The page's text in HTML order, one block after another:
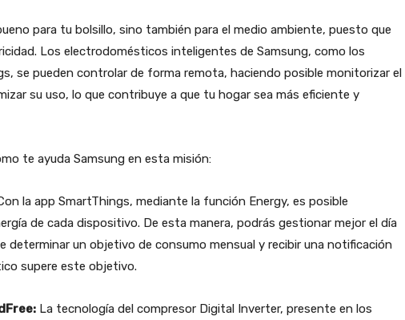
para tu bolsillo, sino también para el medio ambiente, puesto que
Los electrodomésticos inteligentes de Samsung, como los
se pueden controlar de forma remota, haciendo posible monitorizar el
su uso, lo que contribuye a que tu hogar sea más eficiente y
te ayuda Samsung en esta misión:
la app SmartThings, mediante la función Energy, es posible
de cada dispositivo. De esta manera, podrás gestionar mejor el día
determinar un objetivo de consumo mensual y recibir una notificación
supere este objetivo.
La tecnología del compresor Digital Inverter, presente en los